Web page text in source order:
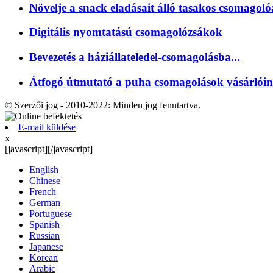
Növelje a snack eladásait álló tasakos
Digitális nyomtatású csomagolózsákok
Bevezetés a háziállateledel-csomagolásba...
Átfogó útmutató a puha csomagolások
© Szerzői jog - 2010-2022: Minden jog fenntartva.
E-mail küldése
x
[javascript][/javascript]
English
Chinese
French
German
Portuguese
Spanish
Russian
Japanese
Korean
Arabic